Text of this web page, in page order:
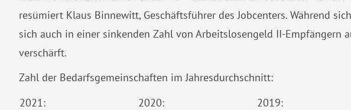
resümiert Klaus Binnewitt, Geschäftsführer des Jobcenters. Während
sich auch in einer sinkenden Zahl von Arbeitslosengeld II-Empfängern
verschärft.
Zahl der Bedarfsgemeinschaften im Jahresdurchschnitt:
2021:
2020:
2019: